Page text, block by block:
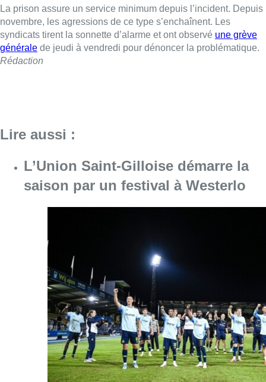
La prison assure un service minimum depuis l’incident. Depuis
novembre, les agressions de ce type s’enchaînent. Les
syndicats tirent la sonnette d’alarme et ont observé une grève
générale de jeudi à vendredi pour dénoncer la problématique.
Rédaction
Lire aussi :
L’Union Saint-Gilloise démarre la
saison par un festival à Westerlo